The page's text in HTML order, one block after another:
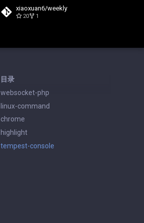
xiaoxuan6/weekly
20 1
目录
websocket-php
linux-command
chrome
highlight
tempest-console